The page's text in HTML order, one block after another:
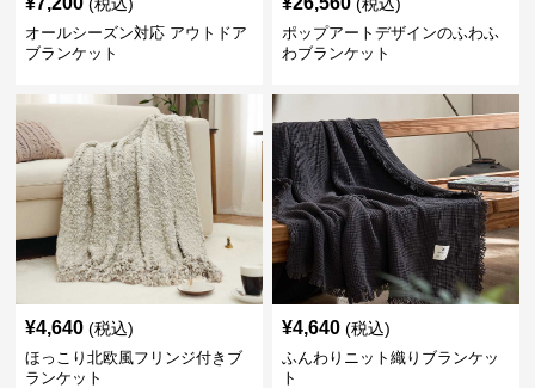
オールシーズン対応 アウトドア
ブランケット
ポップアートデザインのふわふ
わブランケット
¥4,640 (税込)
ほっこり北欧風フリンジ付きブ
ランケット
¥4,640 (税込)
ふんわりニット織りブランケッ
ト